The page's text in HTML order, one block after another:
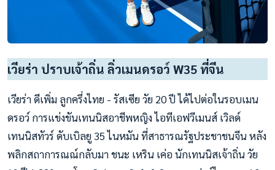
เวียร่า ปราบเจ้าถิ่น ลิ่วเมนดรอว์ W35 ที่จีน
เวียร่า ดีเพิ่ม ลูกครึ่งไทย - รัสเซีย วัย 20 ปี ได้ไปต่อในรอบเมน
ดรอว์ การแข่งขันเทนนิสอาชีพหญิง ไอทีเอฟวีเมนส์ เวิลด์
เทนนิสทัวร์ ดับเบิลยู 35 ไนหมัน ที่สาธารณรัฐประชาชนจีน หลัง
พลิกสถาการณณ์กลับมา ชนะ เหริน เค่อ นักเทนนิสเจ้าถิ่น วัย